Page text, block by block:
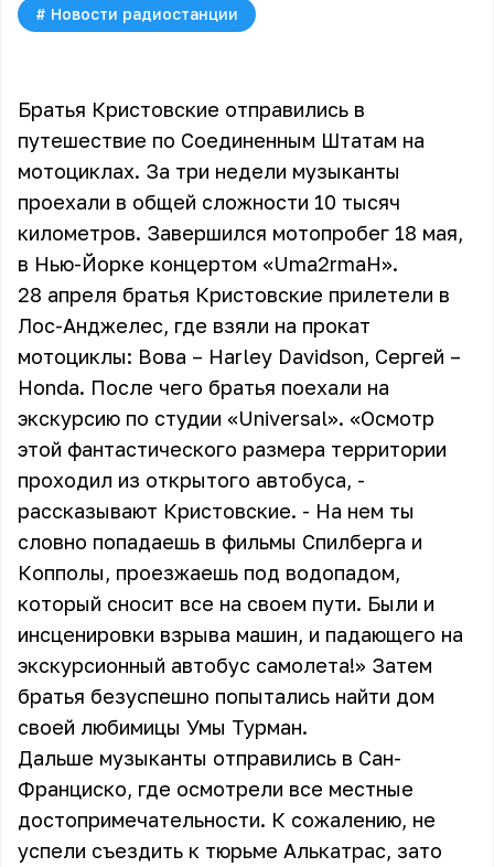
# Новости радиостанции
Братья Кристовские отправились в
путешествие по Соединенным Штатам на
мотоциклах. За три недели музыканты
проехали в общей сложности 10 тысяч
километров. Завершился мотопробег 18 мая,
в Нью-Йорке концертом «Uma2rmaH».
28 апреля братья Кристовские прилетели в
Лос-Анджелес, где взяли на прокат
мотоциклы: Вова – Harley Davidson, Сергей –
Honda. После чего братья поехали на
экскурсию по студии «Universal». «Осмотр
этой фантастического размера территории
проходил из открытого автобуса, -
рассказывают Кристовские. - На нем ты
словно попадаешь в фильмы Спилберга и
Копполы, проезжаешь под водопадом,
который сносит все на своем пути. Были и
инсценировки взрыва машин, и падающего на
экскурсионный автобус самолета!» Затем
братья безуспешно попытались найти дом
своей любимицы Умы Турман.
Дальше музыканты отправились в Сан-
Франциско, где осмотрели все местные
достопримечательности. К сожалению, не
успели съездить к тюрьме Алькатрас, зато